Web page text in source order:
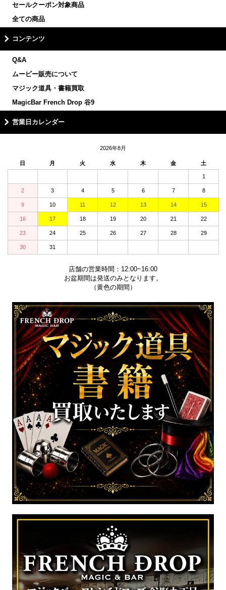
セールクーポン対象商品
全ての商品
コンテンツ
Q&A
ムービー販売について
マジック道具・書籍買取
MagicBar French Drop 谷9
営業日カレンダー
2026年8月
日 月 火 水 木 金 土
1
2 3 4 5 6 7 8
9 10 11 12 13 14 15
16 17 18 19 20 21 22
23 24 25 26 27 28 29
30 31
店舗の営業時間：12:00~16:00
お盆期間は発送のみとなります。
（黄色の期間）